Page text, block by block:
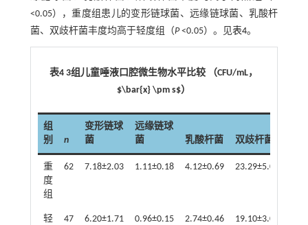
<0.05），重度组患儿的变形链球菌、远缘链球菌、乳酸杆
菌、双歧杆菌丰度均高于轻度组（P<0.05）。见表4。
表4 3组儿童唾液口腔微生物水平比较 （CFU/mL，
$\bar{x} \pm s$）
组
别
n
变形链球
菌
远缘链球
菌
乳酸杆菌 双歧杆菌
重
度
组
62 7.18±2.03 1.11±0.18 4.12±0.69 23.29±5.01
轻
47 6.20±1.71 0.96±0.15 2.74±0.46 19.10±3.03